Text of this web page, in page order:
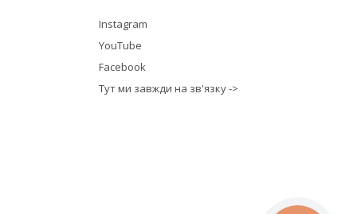
Instagram
YouTube
Facebook
Тут ми завжди на зв'язку ->